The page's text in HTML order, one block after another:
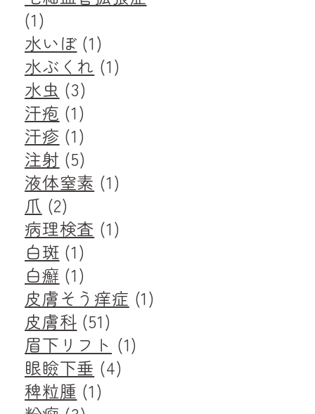
(1)
水いぼ (1)
水ぶくれ (1)
水虫 (3)
汗疱 (1)
汗疹 (1)
注射 (5)
液体窒素 (1)
爪 (2)
病理検査 (1)
白斑 (1)
白癬 (1)
皮膚そう痒症 (1)
皮膚科 (51)
眉下リフト (1)
眼瞼下垂 (4)
稗粒腫 (1)